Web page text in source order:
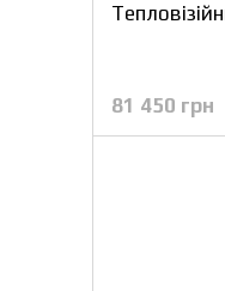
81 450 грн